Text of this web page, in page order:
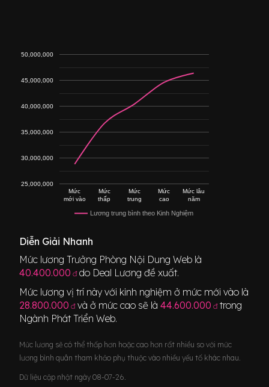
Lương trung bình theo Kinh Nghiệm
Mức
mới vào
Mức
thấp
Mức
trung
Mức
cao
Mức lâu
năm
25,000,000
30,000,000
35,000,000
40,000,000
45,000,000
50,000,000
Diễn Giải Nhanh
Mức lươngTrưởng Phòng Nội Dung Web là
40.400.000 đdo Deal Lương đề xuất.
Mức lương vị trí này với kinh nghiệm ở mức mới vào là
28.800.000 đ và ở mức cao sẽ là44.600.000 đ trong
Ngành Phát Triển Web.
Mức lương sẽ có thể thấp hơn hoặc cao hơn rất nhiều so với mức
lương bình quân tham khảo phụ thuộc vào nhiều yếu tố khác nhau.
Dữ liệu cập nhật ngày 08-07-26.